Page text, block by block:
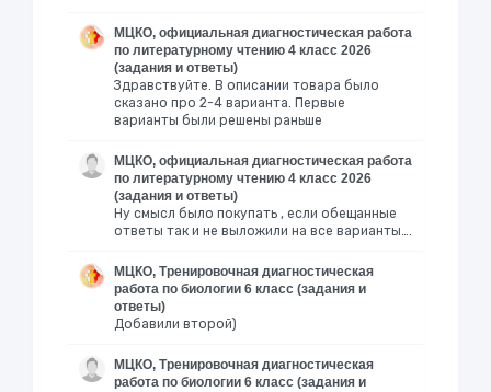
МЦКО, официальная диагностическая работа
по литературному чтению 4 класс 2026
(задания и ответы)
Здравствуйте. В описании товара было
сказано про 2-4 варианта. Первые
варианты были решены раньше
МЦКО, официальная диагностическая работа
по литературному чтению 4 класс 2026
(задания и ответы)
Ну смысл было покупать , если обещанные
ответы так и не выложили на все варианты….
МЦКО, Тренировочная диагностическая
работа по биологии 6 класс (задания и
ответы)
Добавили второй)
МЦКО, Тренировочная диагностическая
работа по биологии 6 класс (задания и